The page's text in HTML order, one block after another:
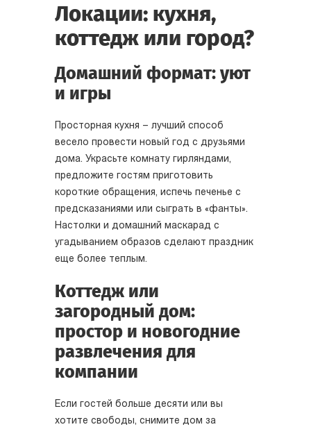
Локации: кухня,
коттедж или город?
Домашний формат: уют
и игры
Просторная кухня – лучший способ
весело провести новый год с друзьями
дома. Украсьте комнату гирляндами,
предложите гостям приготовить
короткие обращения, испечь печенье с
предсказаниями или сыграть в «фанты».
Настолки и домашний маскарад с
угадыванием образов сделают праздник
еще более теплым.
Коттедж или
загородный дом:
простор и новогодние
развлечения для
компании
Если гостей больше десяти или вы
хотите свободы, снимите дом за